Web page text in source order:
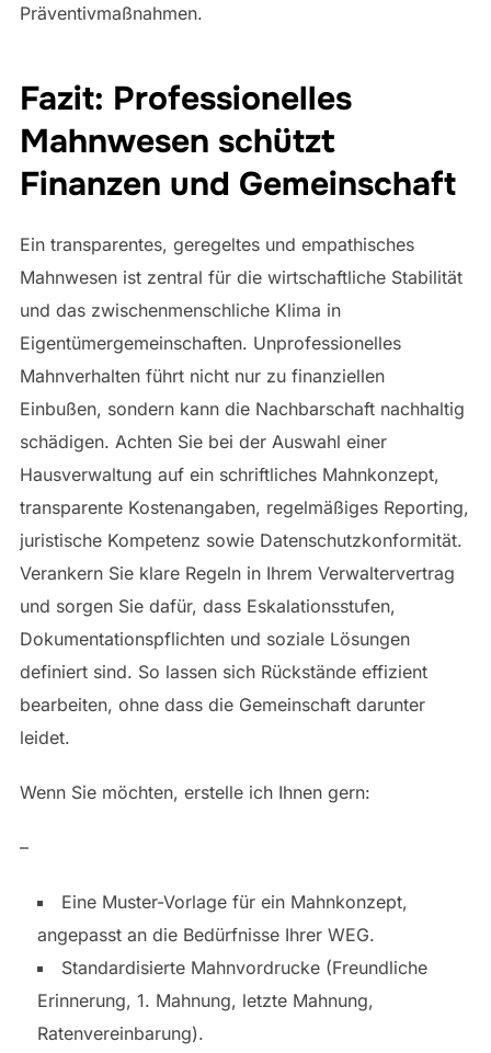
Präventivmaßnahmen.
Fazit: Professionelles
Mahnwesen schützt
Finanzen und Gemeinschaft
Ein transparentes, geregeltes und empathisches
Mahnwesen ist zentral für die wirtschaftliche Stabilität
und das zwischenmenschliche Klima in
Eigentümergemeinschaften. Unprofessionelles
Mahnverhalten führt nicht nur zu finanziellen
Einbußen, sondern kann die Nachbarschaft nachhaltig
schädigen. Achten Sie bei der Auswahl einer
Hausverwaltung auf ein schriftliches Mahnkonzept,
transparente Kostenangaben, regelmäßiges Reporting,
juristische Kompetenz sowie Datenschutzkonformität.
Verankern Sie klare Regeln in Ihrem Verwaltervertrag
und sorgen Sie dafür, dass Eskalationsstufen,
Dokumentationspflichten und soziale Lösungen
definiert sind. So lassen sich Rückstände effizient
bearbeiten, ohne dass die Gemeinschaft darunter
leidet.
Wenn Sie möchten, erstelle ich Ihnen gern:
–
Eine Muster-Vorlage für ein Mahnkonzept,
angepasst an die Bedürfnisse Ihrer WEG.
Standardisierte Mahnvordrucke (Freundliche
Erinnerung, 1. Mahnung, letzte Mahnung,
Ratenvereinbarung).